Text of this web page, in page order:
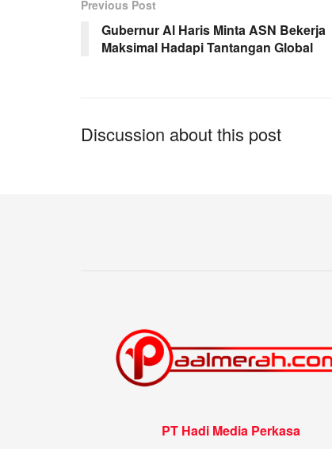
Previous Post
Gubernur Al Haris Minta ASN Bekerja
Maksimal Hadapi Tantangan Global
Discussion about this post
PT Hadi Media Perkasa